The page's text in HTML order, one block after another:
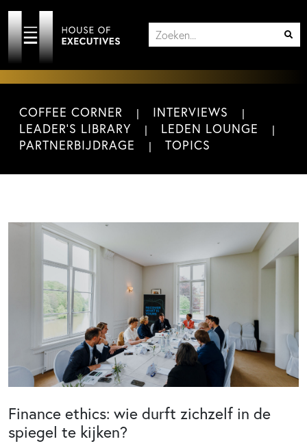
COFFEE CORNER
INTERVIEWS
LEADER'S LIBRARY
LEDEN LOUNGE
PARTNERBIJDRAGE
TOPICS
Finance ethics: wie durft zichzelf in de
spiegel te kijken?